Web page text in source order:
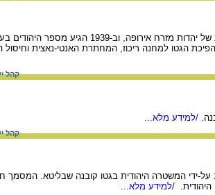
על הקהילה היהודית בקובנה בתקופת השואה. קובנה נודעה כמרכז רוחני ותרבותי חשוב של יהדות מזרח אירופה, וב-1939 הגיע מספר
קהל
/למידע מלא...
קהל
ידי המשטרה היהודית בגטו קובנה שבליטא. המסמך
/למידע מלא...